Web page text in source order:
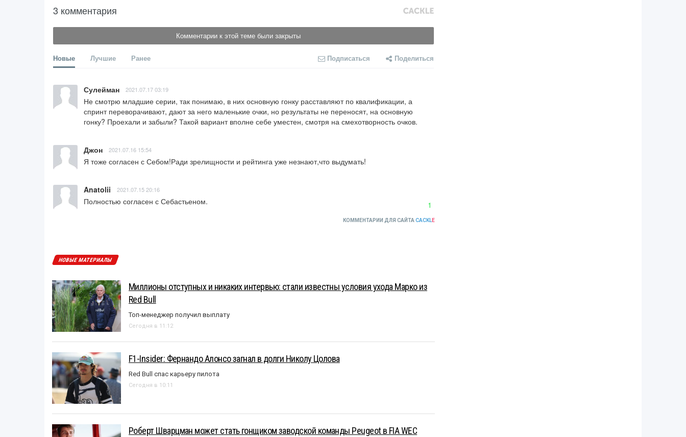
3 комментария
Комментарии к этой теме были закрыты
Новые Лучшие Ранее Подписаться Поделиться
Сулейман 2021.07.17 03:19
Не смотрю младшие серии, так понимаю, в них основную гонку расставляют по квалификации, а
спринт переворачивают, дают за него маленькие очки, но результаты не переносят, на основную
гонку? Проехали и забыли? Такой вариант вполне себе уместен, смотря на смехотворность очков.
Джон 2021.07.16 15:54
Я тоже согласен с Себом!Ради зрелищности и рейтинга уже незнают,что выдумать!
Anatolii 2021.07.15 20:16
Полностью согласен с Себастьеном. 1
КОММЕНТАРИИ ДЛЯ САЙТА CACKLE
НОВЫЕ МАТЕРИАЛЫ
Миллионы отступных и никаких интервью: стали известны условия ухода Марко из
Red Bull
Топ-менеджер получил выплату
Сегодня в 11:12
F1-Insider: Фернандо Алонсо загнал в долги Николу Цолова
Red Bull спас карьеру пилота
Сегодня в 10:11
Роберт Шварцман может стать гонщиком заводской команды Peugeot в FIA WEC